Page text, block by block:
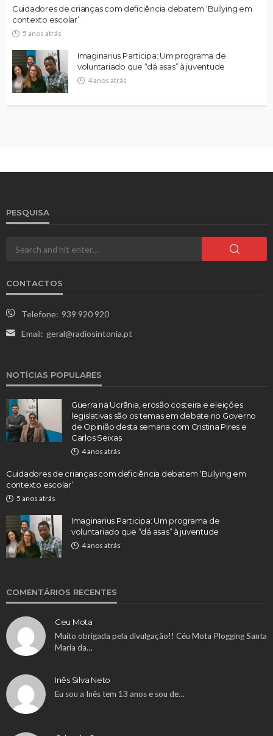
Cuidadores de crianças com deficiência debatem ‘Bullying em
contexto escolar’
5 anos atrás
Imaginarius Participa: Um programa de
voluntariado que “dá asas” à juventude
4 anos atrás
PESQUISA
CONTACTOS
Telefone: 939 920 920
Email: geral@radiosintonia.pt
NOTÍCIAS POPULARES
Guerra na Ucrânia, erosão costeira e eleições
legislativas são os temas em debate no Governo
de Opinião desta semana com Cristina Pires e
Carlos Seixas
4 anos atrás
Cuidadores de crianças com deficiência debatem ‘Bullying em
contexto escolar’
5 anos atrás
Imaginarius Participa: Um programa de
voluntariado que “dá asas” à juventude
4 anos atrás
COMENTÁRIOS RECENTES
Ceu Mota
Muito obrigada pela divulgação!! Céu Mota Plogging Santa
Maria da…
Inês Silva Neto
Eu sou a Inês tem 13 anos e sou de…